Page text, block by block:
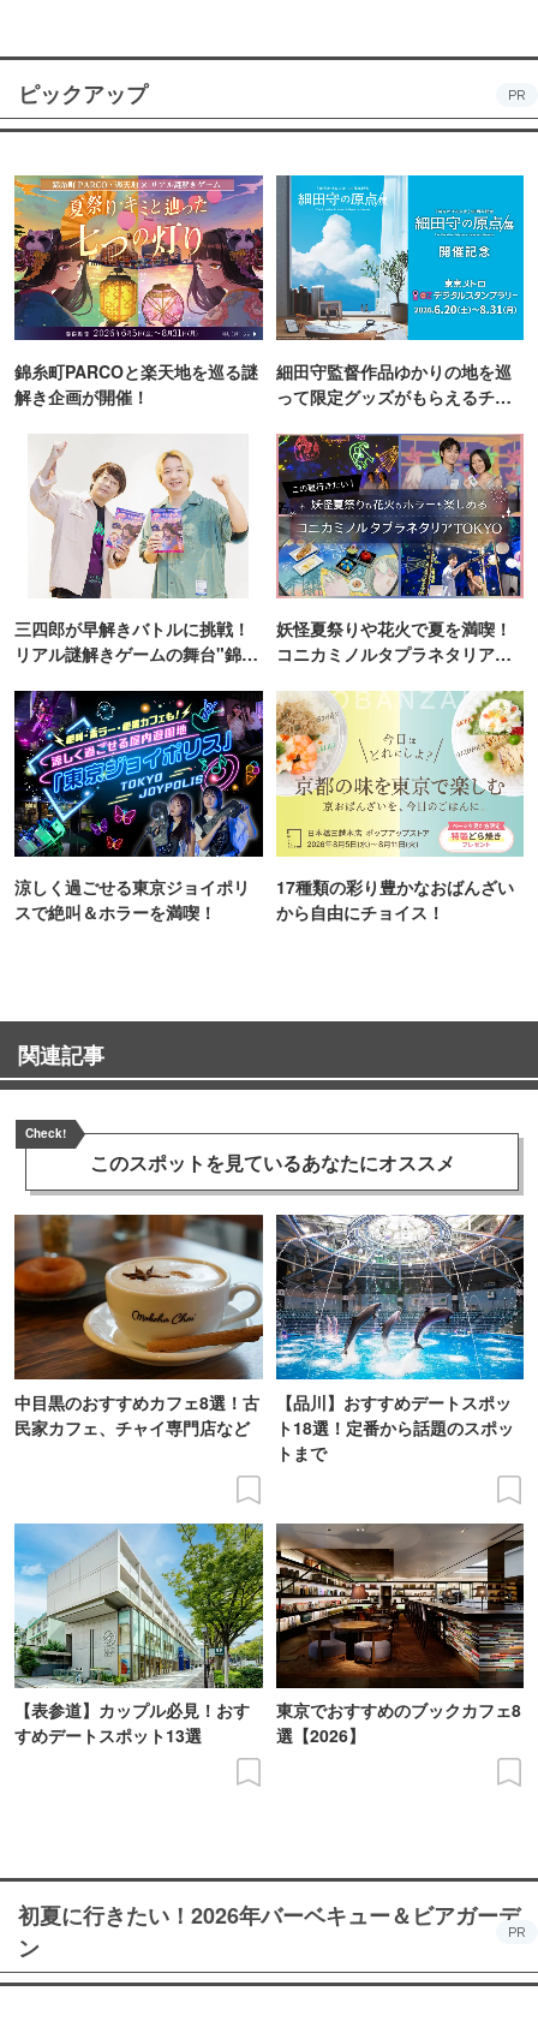
ピックアップ PR
錦糸町PARCOと楽天地を巡る謎
解き企画が開催！
細田守監督作品ゆかりの地を巡
って限定グッズがもらえるチャ
三四郎が早解きバトルに挑戦！
リアル謎解きゲームの舞台"錦糸
妖怪夏祭りや花火で夏を満喫！
コニカミノルタプラネタリア
涼しく過ごせる東京ジョイポリ
スで絶叫＆ホラーを満喫！
17種類の彩り豊かなおばんざい
から自由にチョイス！
関連記事
Check!
このスポットを見ているあなたにオススメ
中目黒のおすすめカフェ8選！古
民家カフェ、チャイ専門店など
【品川】おすすめデートスポッ
ト18選！定番から話題のスポッ
トまで
【表参道】カップル必見！おす
すめデートスポット13選
東京でおすすめのブックカフェ8
選【2026】
初夏に行きたい！2026年バーベキュー＆ビアガーデ
ン
PR